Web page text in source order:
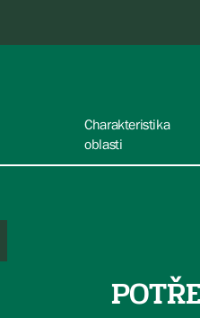
Charakteristika
oblasti